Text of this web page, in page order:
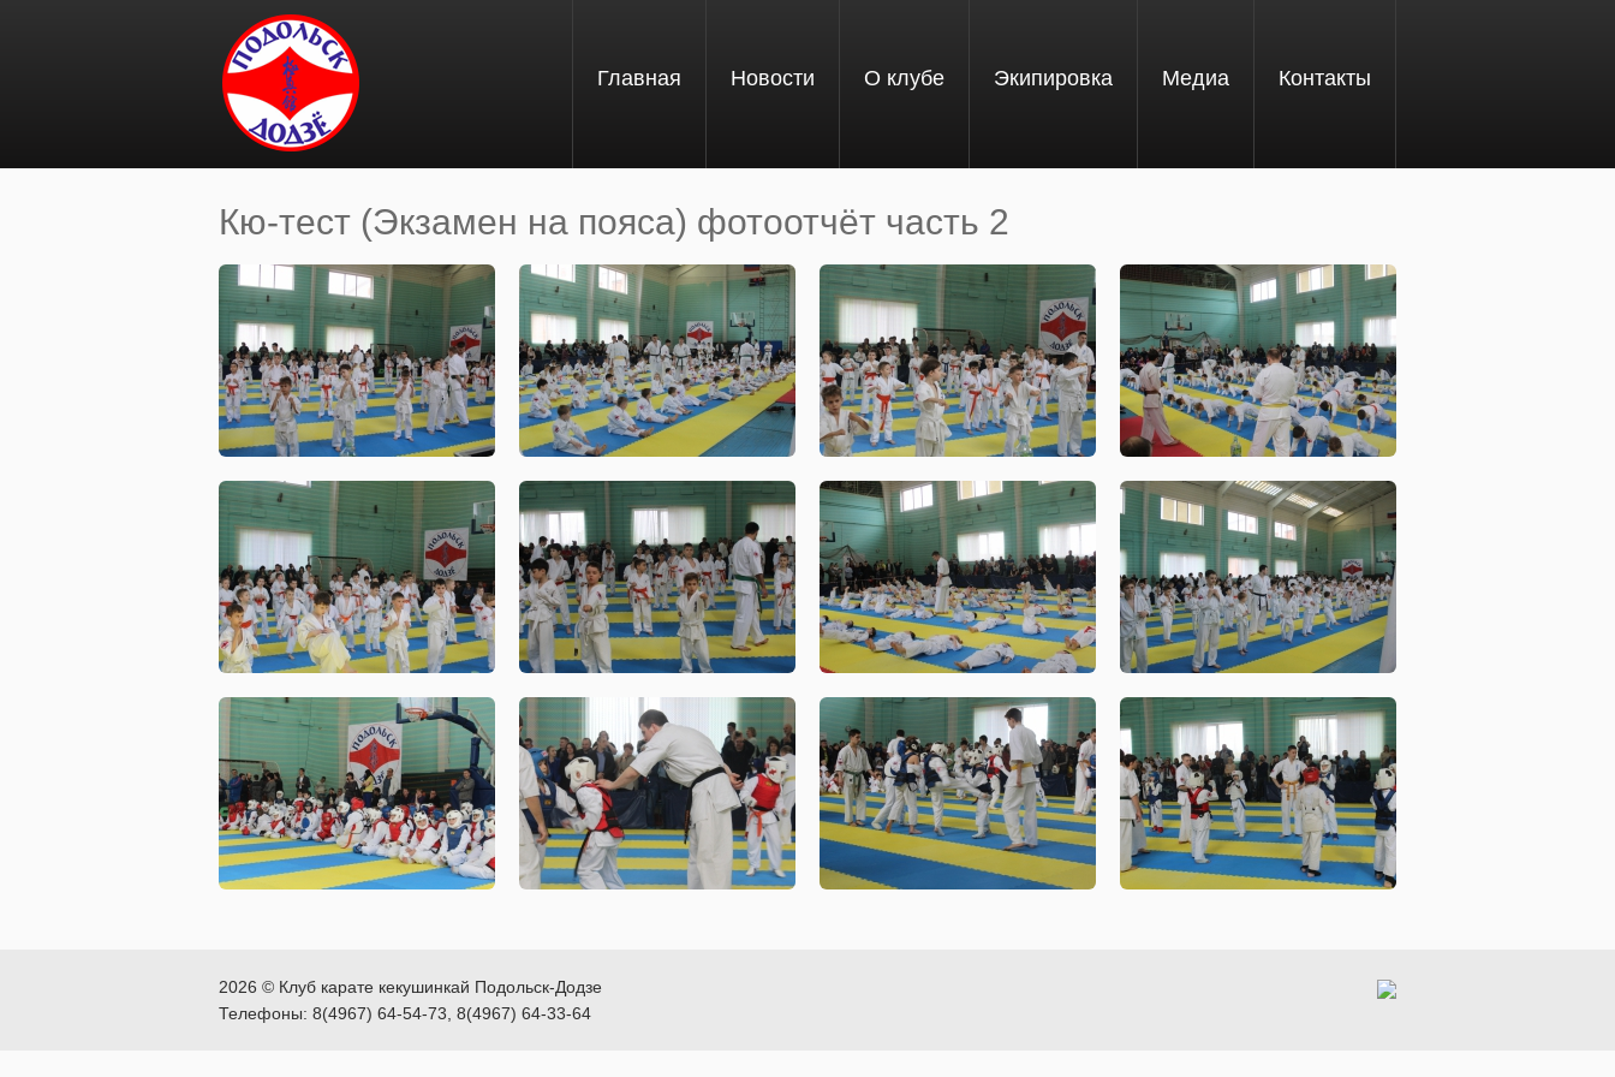
Перейти к основному содержанию
Главная Новости О клубе Экипировка Медиа Контакты
Кю-тест (Экзамен на пояса) фотоотчёт часть 2
Вы здесь
2026 © Клуб карате кекушинкай Подольск-Додзе
Телефоны: 8(4967) 64-54-73, 8(4967) 64-33-64